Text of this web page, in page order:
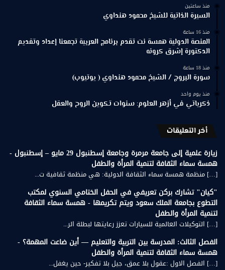
منذ ساعتين
السيرة الذاتية للشيخ محمود هنداوي
منذ 16 ساعة
المنصة الدولية همسة نت تقدم برنامج العربية تجمعنا إعداد وتقديم
الدكتورة إشرق كرونه
منذ 18 ساعة
سورة البروج / الشيخ محمود هنداوي ( يوتيوب)
منذ يوم واحد
ذكرياتي في أزهر العلوم: سنوات تكوين الروح والعقل
أخر التعليقات
زيارة علمية إلى جامعة مرمرة وجامعة إسطنبول 29 مايو – إسطنبول -
همسة سماء الثقافة لتنمية المرأة والطفل
[…] منظمة همسة سماء الثقافة الدولية: هي منظمة ثقافية ت...
"كيان" تشارك بركن تعريفي في الحفل الختامي السنوي لمكتب
التطوع بجامعة الملك سعود ويتم تكريمها - همسة سماء الثقافة
لتنمية المرأة والطفل
[…] التوكيلات العالمية للسيارات تعزز رعايتها لبطلة الر...
الفصل الثالث: المدرسة بين التربية والتعليم — أين ضاعت المهمة؟ -
همسة سماء الثقافة لتنمية المرأة والطفل
[…] الفصل الاول :عقول بلا عمق، جيل بلا تفكير- حين يغفل...